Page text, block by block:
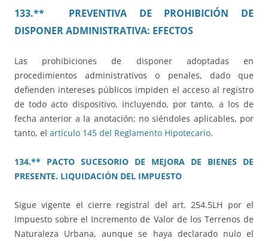
133.** PREVENTIVA DE PROHIBICIÓN DE
DISPONER ADMINISTRATIVA: EFECTOS
Las prohibiciones de disponer adoptadas en
procedimientos administrativos o penales, dado que
defienden intereses públicos impiden el acceso al registro
de todo acto dispositivo, incluyendo, por tanto, a los de
fecha anterior a la anotación; no siéndoles aplicables, por
tanto, el artículo 145 del Reglamento Hipotecario.
134.** PACTO SUCESORIO DE MEJORA DE BIENES DE
PRESENTE. LIQUIDACIÓN DEL IMPUESTO
Sigue vigente el cierre registral del art. 254.5LH por el
Impuesto sobre el Incremento de Valor de los Terrenos de
Naturaleza Urbana, aunque se haya declarado nulo el